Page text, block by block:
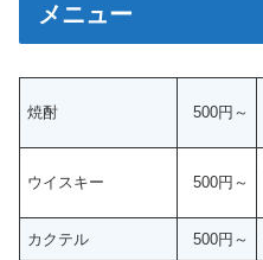
メニュー
焼酎 500円～
ウイスキー 500円～
カクテル 500円～